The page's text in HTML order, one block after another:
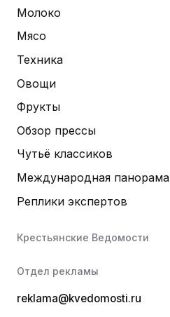
Молоко
Мясо
Техника
Овощи
Фрукты
Обзор прессы
Чутьё классиков
Международная панорама
Реплики экспертов
Крестьянские Ведомости
Отдел рекламы
reklama@kvedomosti.ru